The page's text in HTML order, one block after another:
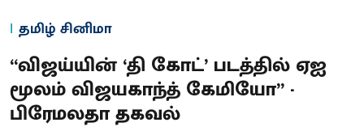
தமிழ் சினிமா
“விஜய்யின் ‘தி கோட்’ படத்தில் ஏஐ
மூலம் விஜயகாந்த் கேமியோ” -
பிரேமலதா தகவல்